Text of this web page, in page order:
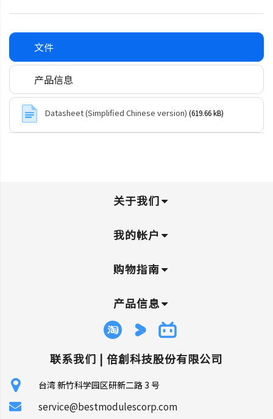
文件
产品信息
Datasheet (Simplified Chinese version) (619.66 kB)
关于我们
我的帐户
购物指南
产品信息
联系我们 | 倍創科技股份有限公司
台湾 新竹科学园区研新二路 3 号
service@bestmodulescorp.com